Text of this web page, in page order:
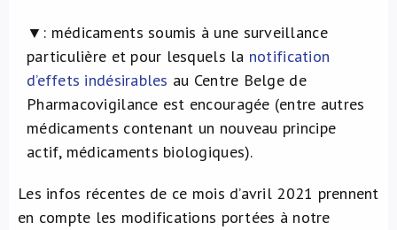
▼: médicaments soumis à une surveillance
particulière et pour lesquels la notification
d’effets indésirables au Centre Belge de
Pharmacovigilance est encouragée (entre autres
médicaments contenant un nouveau principe
actif, médicaments biologiques).
Les infos récentes de ce mois d’avril 2021 prennent
en compte les modifications portées à notre